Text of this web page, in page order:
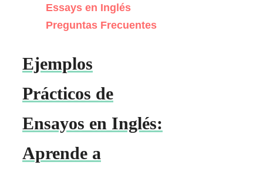
Essays en Inglés
Preguntas Frecuentes
Ejemplos
Prácticos de
Ensayos en Inglés:
Aprende a